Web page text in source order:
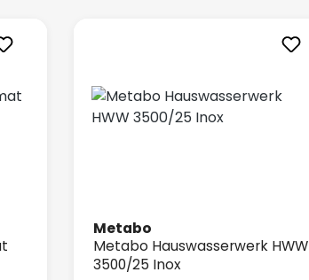
Metabo
Metabo Hauswasserwerk HWW
3500/25 Inox